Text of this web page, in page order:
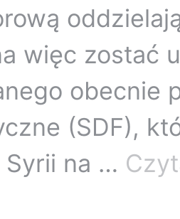
więc zostać
obecnie
(SDF),
na …